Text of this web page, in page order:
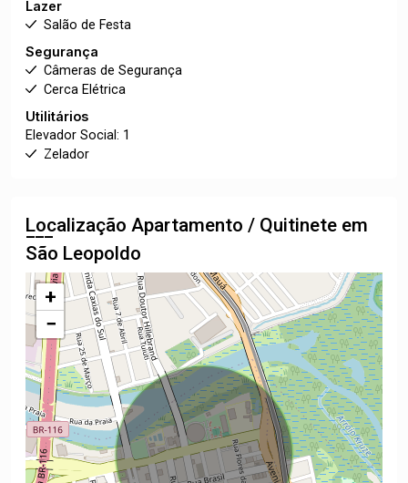
Lazer
Salão de Festa
Segurança
Câmeras de Segurança
Cerca Elétrica
Utilitários
Elevador Social: 1
Zelador
Localização Apartamento / Quitinete em
São Leopoldo
+
−